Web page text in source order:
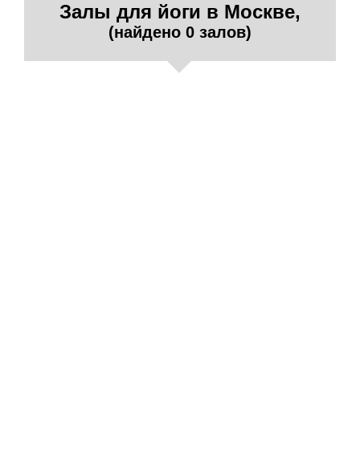
Залы для йоги в Москве,
(найдено 0 залов)